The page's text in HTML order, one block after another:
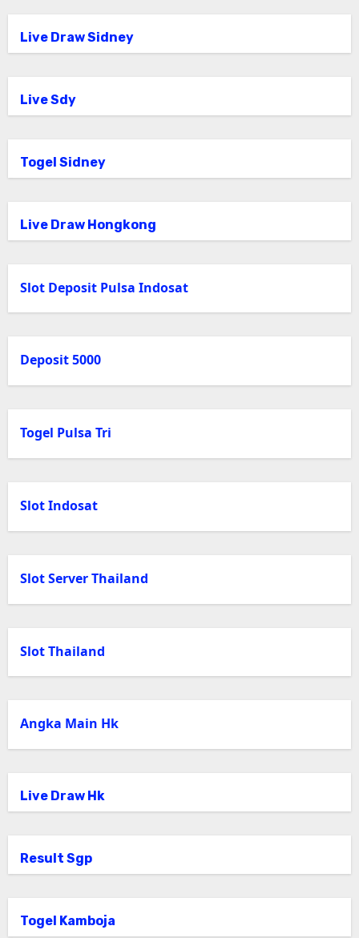
Live Draw Sidney
Live Sdy
Togel Sidney
Live Draw Hongkong
Slot Deposit Pulsa Indosat
Deposit 5000
Togel Pulsa Tri
Slot Indosat
Slot Server Thailand
Slot Thailand
Angka Main Hk
Live Draw Hk
Result Sgp
Togel Kamboja